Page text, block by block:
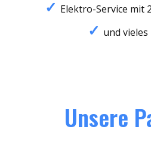
Elektro-Service mit
und vieles
Unsere